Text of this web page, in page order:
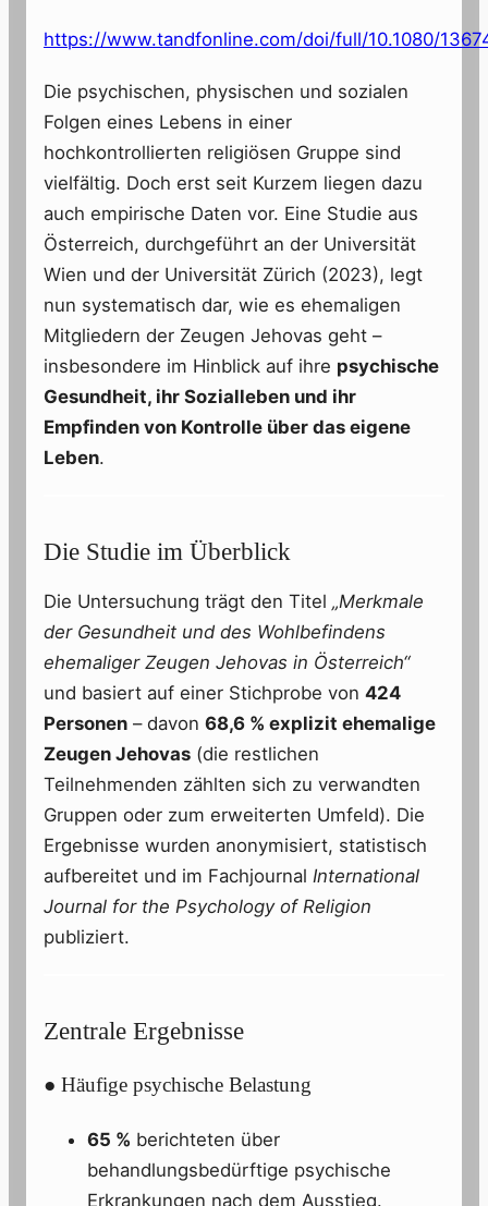
https://www.tandfonline.com/doi/full/10.1080/
Die psychischen, physischen und sozialen
Folgen eines Lebens in einer
hochkontrollierten religiösen Gruppe sind
vielfältig. Doch erst seit Kurzem liegen dazu
auch empirische Daten vor. Eine Studie aus
Österreich, durchgeführt an der Universität
Wien und der Universität Zürich (2023), legt
nun systematisch dar, wie es ehemaligen
Mitgliedern der Zeugen Jehovas geht –
insbesondere im Hinblick auf ihre psychische
Gesundheit, ihr Sozialleben und ihr
Empfinden von Kontrolle über das eigene
Leben.
Die Studie im Überblick
Die Untersuchung trägt den Titel „Merkmale
der Gesundheit und des Wohlbefindens
ehemaliger Zeugen Jehovas in Österreich“
und basiert auf einer Stichprobe von 424
Personen – davon 68,6 % explizit ehemalige
Zeugen Jehovas (die restlichen
Teilnehmenden zählten sich zu verwandten
Gruppen oder zum erweiterten Umfeld). Die
Ergebnisse wurden anonymisiert, statistisch
aufbereitet und im Fachjournal International
Journal for the Psychology of Religion
publiziert.
Zentrale Ergebnisse
● Häufige psychische Belastung
65 % berichteten über
behandlungsbedürftige psychische
Erkrankungen nach dem Ausstieg.